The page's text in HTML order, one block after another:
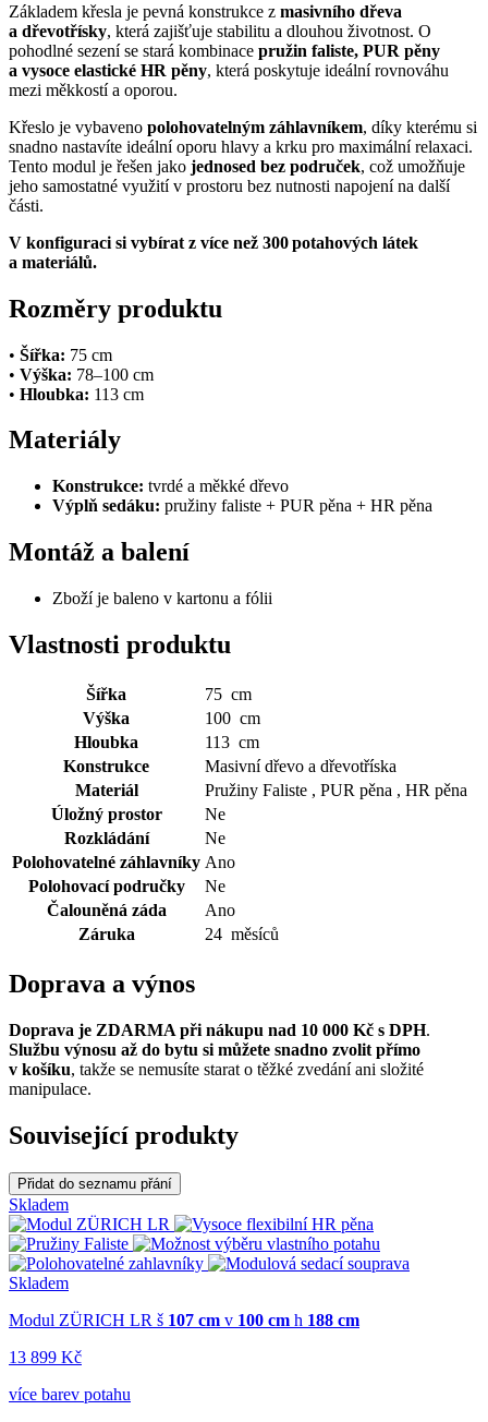
Základem křesla je pevná konstrukce z masivního dřeva
a dřevotřísky, která zajišťuje stabilitu a dlouhou životnost. O
pohodlné sezení se stará kombinace pružin faliste, PUR pěny
a vysoce elastické HR pěny, která poskytuje ideální rovnováhu
mezi měkkostí a oporou.
Křeslo je vybaveno polohovatelným záhlavníkem, díky kterému si
snadno nastavíte ideální oporu hlavy a krku pro maximální relaxaci.
Tento modul je řešen jako jednosed bez područek, což umožňuje
jeho samostatné využití v prostoru bez nutnosti napojení na další
části.
V konfiguraci si vybírat z více než 300 potahových látek
a materiálů.
Rozměry produktu
• Šířka: 75 cm
• Výška: 78–100 cm
• Hloubka: 113 cm
Materiály
Konstrukce: tvrdé a měkké dřevo
Výplň sedáku: pružiny faliste + PUR pěna + HR pěna
Montáž a balení
Zboží je baleno v kartonu a fólii
Vlastnosti produktu
Šířka
75 cm
Výška
100 cm
Hloubka
113 cm
Konstrukce
Masivní dřevo a dřevotříska
Materiál
Pružiny Faliste , PUR pěna , HR pěna
Úložný prostor
Ne
Rozkládání
Ne
Polohovatelné záhlavníky Ano
Polohovací područky
Ne
Čalouněná záda
Ano
Záruka
24 měsíců
Doprava a výnos
Doprava je ZDARMA při nákupu nad 10 000 Kč s DPH.
Službu výnosu až do bytu si můžete snadno zvolit přímo
v košíku, takže se nemusíte starat o těžké zvedání ani složité
manipulace.
Související produkty
Přidat do seznamu přání
Skladem
Skladem
Modul ZÜRICH LR š 107 cm v 100 cm h 188 cm
13 899 Kč
více barev potahu